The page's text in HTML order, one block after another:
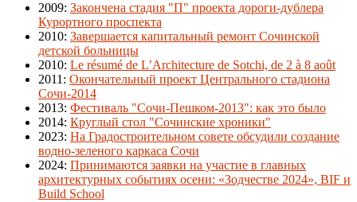
2009: Закончена стадия "П" проекта дороги-дублера
Курортного проспекта
2010: Завершается капитальный ремонт Сочинской
детской больницы
2010: Le résumé de L’Architecture de Sotchi, de 2 à 8 août
2011 : Окончательный проект Центрального стадиона
Сочи-2014
2013: Фестиваль "Сочи-Пешком-2013": как это было
2014: Круглый стол "Сочинские хроники"
2023: На Градостроительном совете обсудили создание
водно-зеленого каркаса Сочи
2024: Принимаются заявки на участие в главных
архитектурных событиях осени: «Зодчестве 2024», BIF и
Build School